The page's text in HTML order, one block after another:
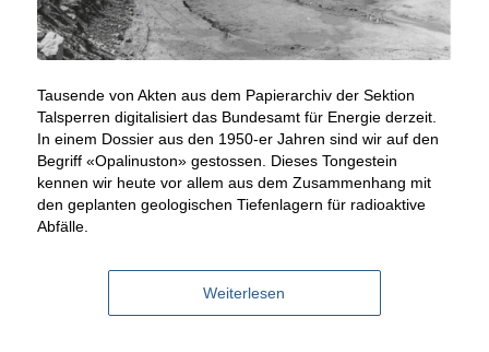
Tausende von Akten aus dem Papierarchiv der Sektion
Talsperren digitalisiert das Bundesamt für Energie derzeit.
In einem Dossier aus den 1950-er Jahren sind wir auf den
Begriff «Opalinuston» gestossen. Dieses Tongestein
kennen wir heute vor allem aus dem Zusammenhang mit
den geplanten geologischen Tiefenlagern für radioaktive
Abfälle.
Weiterlesen